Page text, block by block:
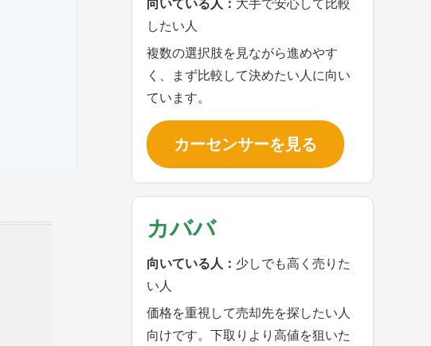
向いている人： 大手で安心して比較
したい人
複数の選択肢を見ながら進めやす
く、まず比較して決めたい人に向い
ています。
カーセンサーを見る
カババ
向いている人： 少しでも高く売りた
い人
価格を重視して売却先を探したい人
向けです。下取りより高値を狙いた